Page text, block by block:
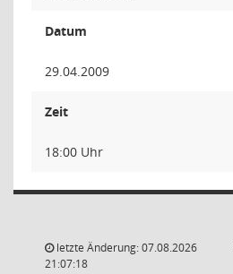
Datum
29.04.2009
Zeit
18:00 Uhr
letzte Änderung: 07.08.2026
21:07:18